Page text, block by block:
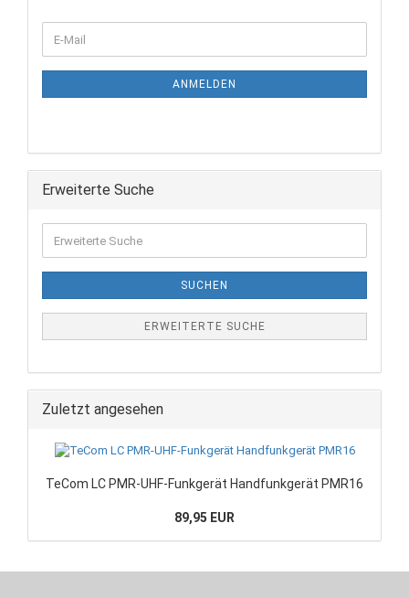
ANMELDEN
Erweiterte Suche
SUCHEN
ERWEITERTE SUCHE
Zuletzt angesehen
TeCom LC PMR-UHF-Funkgerät Handfunkgerät PMR16
89,95 EUR